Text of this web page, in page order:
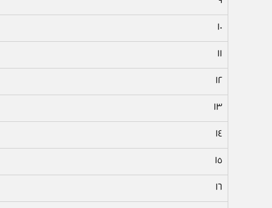
١٠
١١
١٢
١٣
١٤
١٥
١٦